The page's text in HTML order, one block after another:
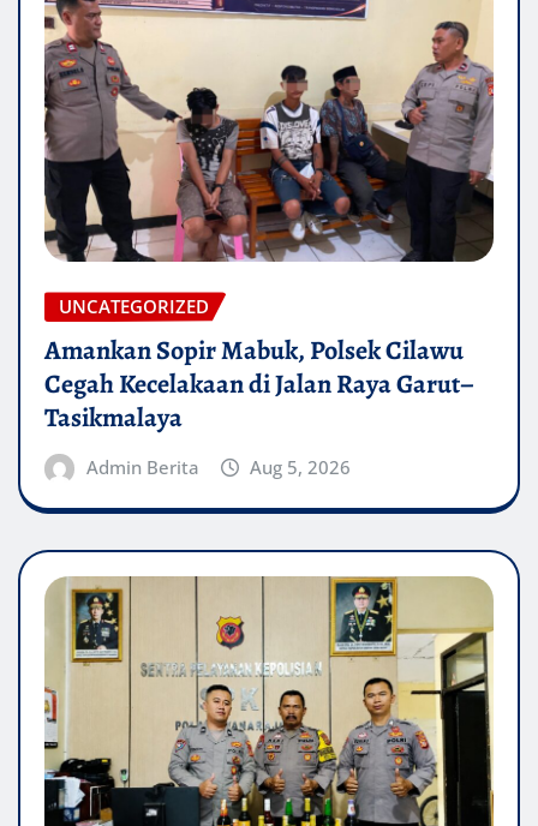
UNCATEGORIZED
Amankan Sopir Mabuk, Polsek Cilawu
Cegah Kecelakaan di Jalan Raya Garut–
Tasikmalaya
Admin Berita Aug 5, 2026